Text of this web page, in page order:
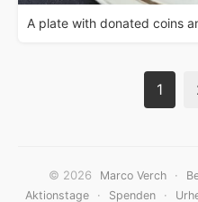
A plate with donated coins
1
© 2026 Marco Verch ·
Aktionstage · Spenden ·